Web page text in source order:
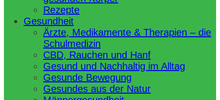
Rezepte
Gesundheit
Ärzte, Medikamente & Therapien – die
Schulmedizin
CBD, Rauchen und Hanf
Gesund und Nachhaltig im Alltag
Gesunde Bewegung
Gesundes aus der Natur